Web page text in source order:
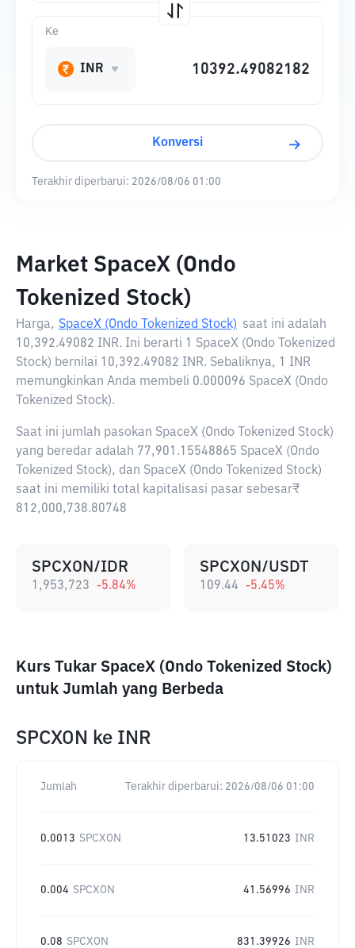
Ke
INR
Konversi
Terakhir diperbarui: 2026/08/06 01:00
Market SpaceX (Ondo
Tokenized Stock)
Harga, SpaceX (Ondo Tokenized Stock) saat ini adalah
10,392.49082 INR. Ini berarti 1 SpaceX (Ondo Tokenized
Stock) bernilai 10,392.49082 INR. Sebaliknya, 1 INR
memungkinkan Anda membeli 0.000096 SpaceX (Ondo
Tokenized Stock).
Saat ini jumlah pasokan SpaceX (Ondo Tokenized Stock)
yang beredar adalah 77,901.15548865 SpaceX (Ondo
Tokenized Stock), dan SpaceX (Ondo Tokenized Stock)
saat ini memiliki total kapitalisasi pasar sebesar₹
812,000,738.80748
SPCXON/IDR
1,953,723 -5.84%
SPCXON/USDT
109.44 -5.45%
Kurs Tukar SpaceX (Ondo Tokenized Stock)
untuk Jumlah yang Berbeda
SPCXON ke INR
Jumlah Terakhir diperbarui: 2026/08/06 01:00
0.0013 SPCXON 13.51023 INR
0.004 SPCXON 41.56996 INR
0.08 SPCXON 831.39926 INR